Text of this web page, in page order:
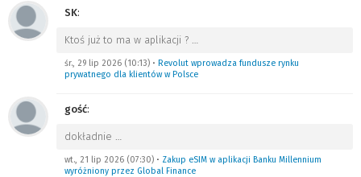
SK:
Ktoś już to ma w aplikacji ? …
śr., 29 lip 2026 (10:13) • Revolut wprowadza fundusze rynku
prywatnego dla klientów w Polsce
gość:
dokładnie …
wt., 21 lip 2026 (07:30) • Zakup eSIM w aplikacji Banku Millennium
wyróżniony przez Global Finance